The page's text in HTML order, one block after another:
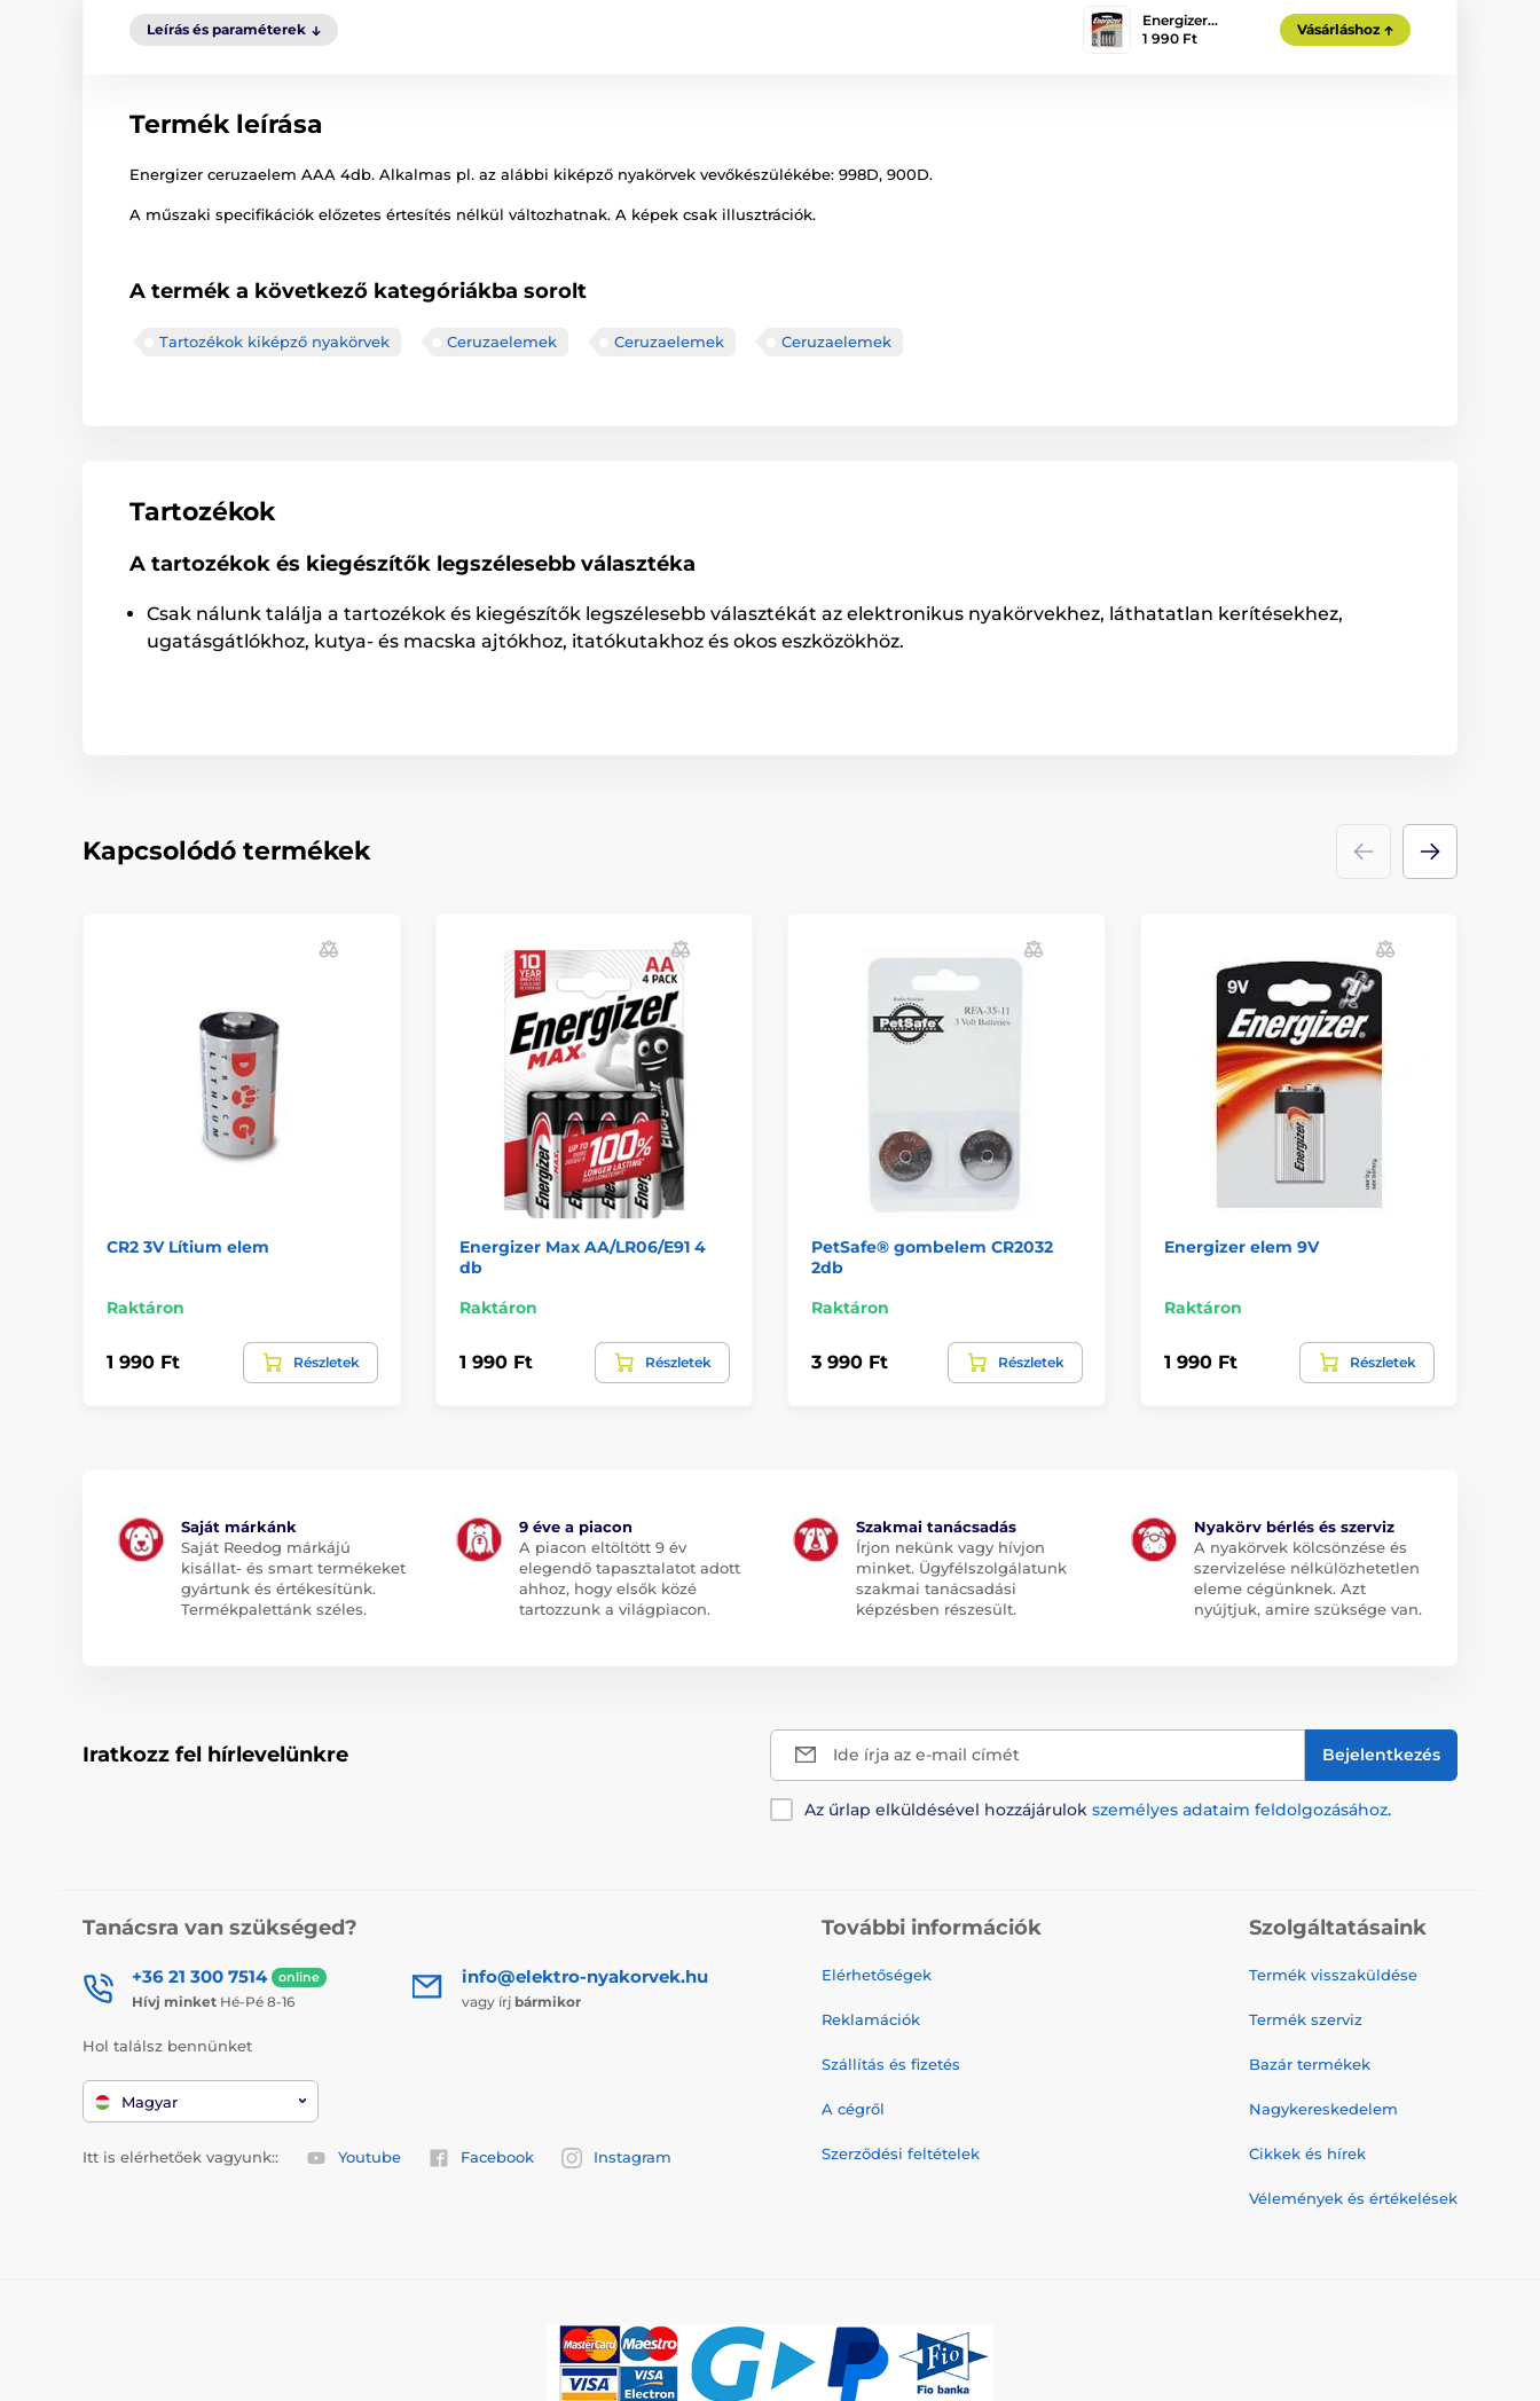
Leírás és paraméterek
Energizer…
1 990 Ft
Vásárláshoz
Termék leírása
Energizer ceruzaelem AAA 4db. Alkalmas pl. az alábbi kiképző nyakörvek vevőkészülékébe: 998D, 900D.
A műszaki specifikációk előzetes értesítés nélkül változhatnak. A képek csak illusztrációk.
A termék a következő kategóriákba sorolt
Tartozékok kiképző nyakörvek Ceruzaelemek Ceruzaelemek Ceruzaelemek
Tartozékok
A tartozékok és kiegészítők legszélesebb választéka
Csak nálunk találja a tartozékok és kiegészítők legszélesebb választékát az elektronikus nyakörvekhez, láthatatlan kerítésekhez,
ugatásgátlókhoz, kutya- és macska ajtókhoz, itatókutakhoz és okos eszközökhöz.
Kapcsolódó termékek
CR2 3V Lítium elem
Raktáron
1 990 Ft Részletek
Energizer Max AA/LR06/E91 4
db
Raktáron
1 990 Ft Részletek
PetSafe® gombelem CR2032
2db
Raktáron
3 990 Ft Részletek
Energizer elem 9V
Raktáron
1 990 Ft Részletek
Saját márkánk
Saját Reedog márkájú
kisállat- és smart termékeket
gyártunk és értékesítünk.
Termékpalettánk széles.
9 éve a piacon
A piacon eltöltött 9 év
elegendő tapasztalatot adott
ahhoz, hogy elsők közé
tartozzunk a világpiacon.
Szakmai tanácsadás
Írjon nekünk vagy hívjon
minket. Ügyfélszolgálatunk
szakmai tanácsadási
képzésben részesült.
Nyakörv bérlés és szerviz
A nyakörvek kölcsönzése és
szervizelése nélkülözhetetlen
eleme cégünknek. Azt
nyújtjuk, amire szüksége van.
Iratkozz fel hírlevelünkre Ide írja az e-mail címét Bejelentkezés
Az űrlap elküldésével hozzájárulok személyes adataim feldolgozásához.
Tanácsra van szükséged?
+36 21 300 7514 online
Hívj minket Hé-Pé 8-16
info@elektro-nyakorvek.hu
vagy írj bármikor
Hol találsz bennünket
Magyar
Itt is elérhetőek vagyunk:: Youtube Facebook Instagram
További információk
Elérhetőségek
Reklamációk
Szállítás és fizetés
A cégről
Szerződési feltételek
Szolgáltatásaink
Termék visszaküldése
Termék szerviz
Bazár termékek
Nagykereskedelem
Cikkek és hírek
Vélemények és értékelések